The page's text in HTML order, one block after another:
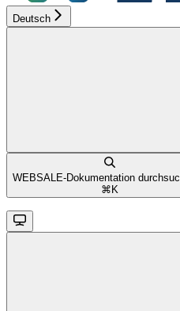
Deutsch
WEBSALE-Dokumentation
⌘ K